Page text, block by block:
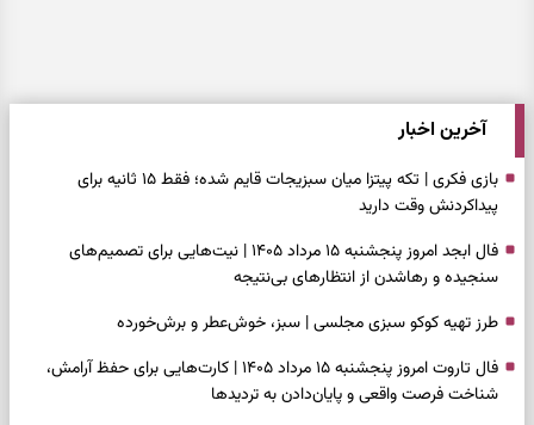
آخرین اخبار
بازی فکری | تکه پیتزا میان سبزیجات قایم شده؛ فقط ۱۵ ثانیه برای
پیداکردنش وقت دارید
فال ابجد امروز پنجشنبه ۱۵ مرداد ۱۴۰۵ | نیت‌هایی برای تصمیم‌های
سنجیده و رهاشدن از انتظارهای بی‌نتیجه
طرز تهیه کوکو سبزی مجلسی | سبز، خوش‌عطر و برش‌خورده
فال تاروت امروز پنجشنبه ۱۵ مرداد ۱۴۰۵ | کارت‌هایی برای حفظ آرامش،
شناخت فرصت واقعی و پایان‌دادن به تردیدها